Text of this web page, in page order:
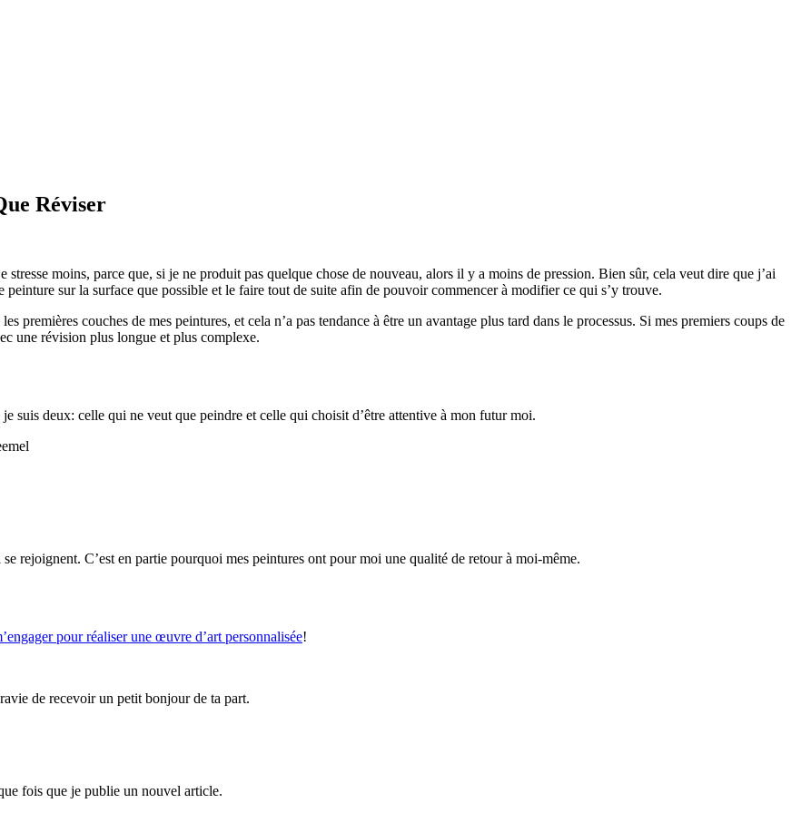
Réviser
moins, parce que, si je ne produit pas quelque chose de nouveau, alors il y a moins de pression. Bien sûr, cela veut dire que j’ai
sur la surface que possible et le faire tout de suite afin de pouvoir commencer à modifier ce qui s’y trouve.
premières couches de mes peintures, et cela n’a pas tendance à être un avantage plus tard dans le processus. Si mes premiers coups de
une révision plus longue et plus complexe.
suis deux: celle qui ne veut que peindre et celle qui choisit d’être attentive à mon futur moi.
rejoignent. C’est en partie pourquoi mes peintures ont pour moi une qualité de retour à moi-même.
pour réaliser une œuvre d’art personnalisée!
de recevoir un petit bonjour de ta part.
fois que je publie un nouvel article.